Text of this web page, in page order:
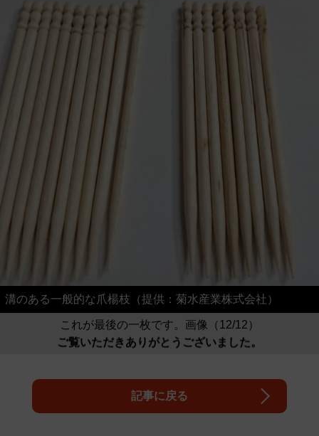
溝のある一般的な爪楊枝（提供：菊水産業株式会社）
これが最後の一枚です。画像（12/12）
ご覧いただきありがとうございました。
記事に戻る